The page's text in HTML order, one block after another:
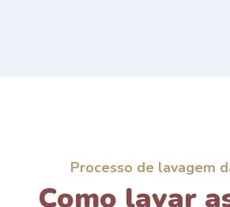
Processo de lavagem
Como lavar